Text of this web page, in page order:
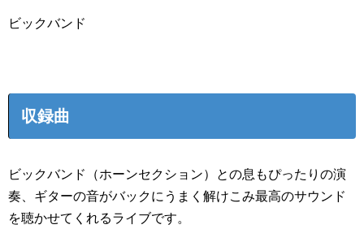
ビックバンド
収録曲
ビックバンド（ホーンセクション）との息もぴったりの演
奏、ギターの音がバックにうまく解けこみ最高のサウンド
を聴かせてくれるライブです。